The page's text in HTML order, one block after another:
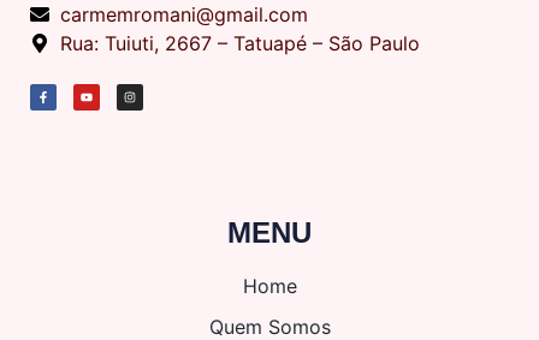
carmemromani@gmail.com
Rua: Tuiuti, 2667 – Tatuapé – São Paulo
MENU
Home
Quem Somos